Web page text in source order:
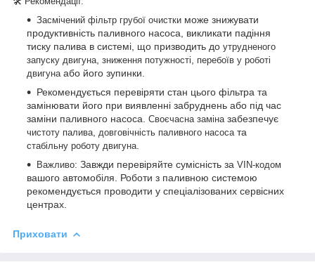
Засмічений фільтр грубої очистки може знижувати
продуктивність паливного насоса, викликати падіння
тиску палива в системі, що призводить до утрудненого
запуску двигуна зниження потужності
перебоїв у роботі
двигуна або його зупинки.
Рекомендується перевіряти стан цього фільтра та
замінювати його при виявленні забруднень або під час
заміни паливного насоса. Своєчасна заміна забезпечує
чистоту палива довговічність паливного насоса та
стабільну роботу двигуна
Важливо: Завжди перевіряйте сумісність за VIN-кодом
вашого автомобіля. Роботи з паливною системою
рекомендується проводити у спеціалізованих сервісних
центрах.
Приховати